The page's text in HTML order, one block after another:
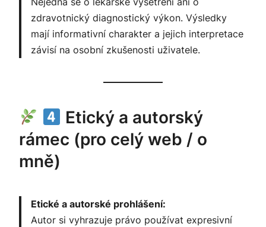
zdravotnický diagnostický výkon. Výsledky
mají informativní charakter a jejich interpretace
závisí na osobní zkušenosti uživatele.
Etický a autorský
rámec (pro celý web / o
mně)
Etické a autorské prohlášení:
Autor si vyhrazuje právo používat expresivní